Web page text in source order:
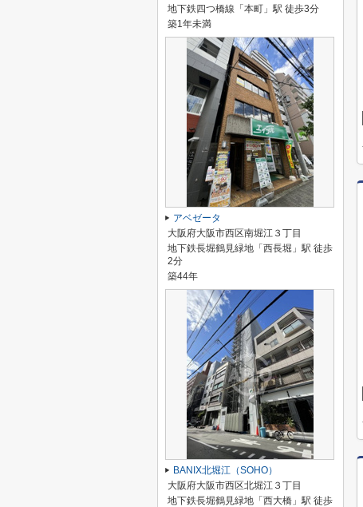
地下鉄四つ橋線「本町」駅 徒歩3分
築1年未満
アベゼータ
大阪府大阪市西区南堀江３丁目
地下鉄長堀鶴見緑地「西長堀」駅 徒歩
2分
築44年
BANIX北堀江（SOHO）
大阪府大阪市西区北堀江３丁目
地下鉄長堀鶴見緑地「西大橋」駅 徒歩